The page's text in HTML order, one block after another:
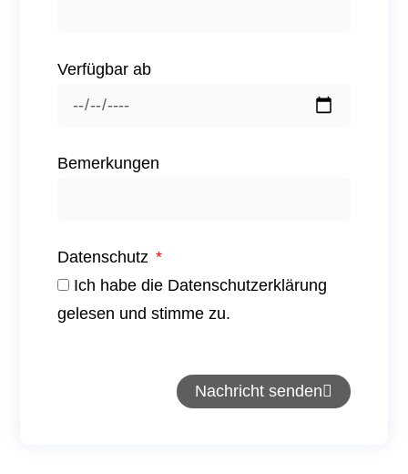
Verfügbar ab
Bemerkungen
Datenschutz
Ich habe die Datenschutzerklärung
gelesen und stimme zu.
Nachricht senden